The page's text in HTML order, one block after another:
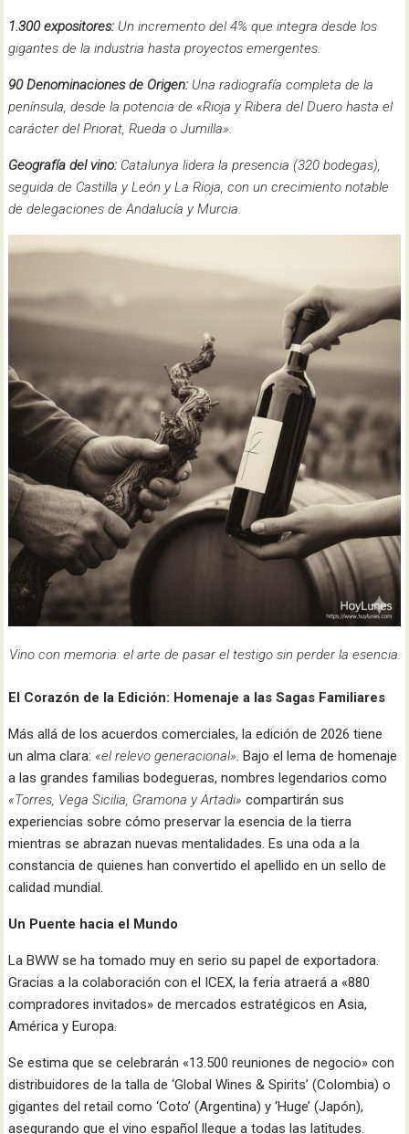
1.300 expositores: Un incremento del 4% que integra desde los
gigantes de la industria hasta proyectos emergentes.
90 Denominaciones de Origen: Una radiografía completa de la
península, desde la potencia de «Rioja y Ribera del Duero hasta el
carácter del Priorat, Rueda o Jumilla».
Geografía del vino: Catalunya lidera la presencia (320 bodegas),
seguida de Castilla y León y La Rioja, con un crecimiento notable
de delegaciones de Andalucía y Murcia.
Vino con memoria: el arte de pasar el testigo sin perder la esencia.
El Corazón de la Edición: Homenaje a las Sagas Familiares
Más allá de los acuerdos comerciales, la edición de 2026 tiene
un alma clara: «el relevo generacional». Bajo el lema de homenaje
a las grandes familias bodegueras, nombres legendarios como
«Torres, Vega Sicilia, Gramona y Artadi» compartirán sus
experiencias sobre cómo preservar la esencia de la tierra
mientras se abrazan nuevas mentalidades. Es una oda a la
constancia de quienes han convertido el apellido en un sello de
calidad mundial.
Un Puente hacia el Mundo
La BWW se ha tomado muy en serio su papel de exportadora.
Gracias a la colaboración con el ICEX, la feria atraerá a «880
compradores invitados» de mercados estratégicos en Asia,
América y Europa.
Se estima que se celebrarán «13.500 reuniones de negocio» con
distribuidores de la talla de ‘Global Wines & Spirits’ (Colombia) o
gigantes del retail como ‘Coto’ (Argentina) y ‘Huge’ (Japón),
asegurando que el vino español llegue a todas las latitudes.